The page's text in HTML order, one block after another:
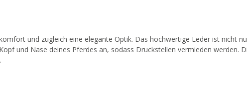
und zugleich eine elegante Optik. Das hochwertige Leder ist nicht
und Nase deines Pferdes an, sodass Druckstellen vermieden werden.